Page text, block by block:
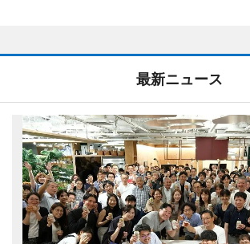
最新ニュース